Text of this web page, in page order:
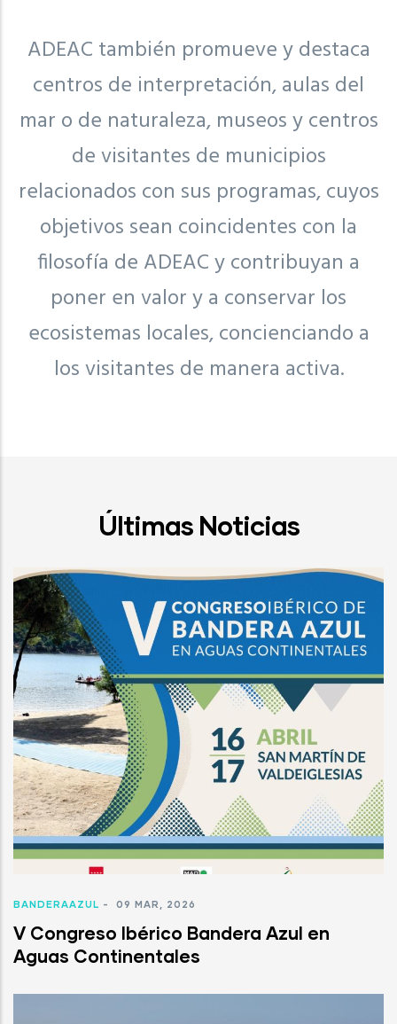
ADEAC también promueve y destaca
centros de interpretación, aulas del
mar o de naturaleza, museos y centros
de visitantes de municipios
relacionados con sus programas, cuyos
objetivos sean coincidentes con la
filosofía de ADEAC y contribuyan a
poner en valor y a conservar los
ecosistemas locales, concienciando a
los visitantes de manera activa.
Últimas Noticias
BANDERAAZUL - 09 MAR, 2026
V Congreso Ibérico Bandera Azul en
Aguas Continentales